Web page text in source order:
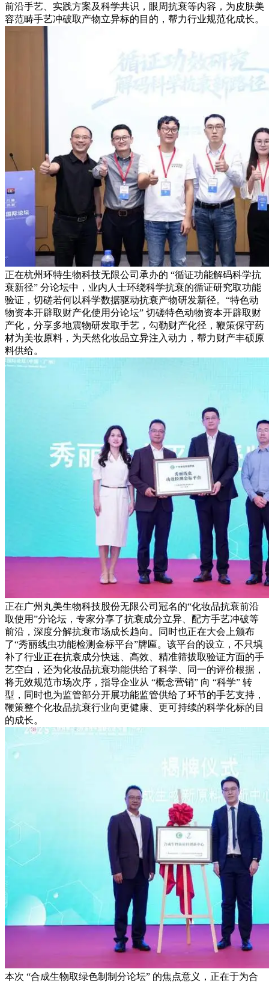
前沿手艺、实践方案及科学共识，眼周抗衰等内容，为皮肤美
容范畴手艺冲破取产物立异标的目的，帮力行业规范化成长。
正在杭州环特生物科技无限公司承办的 “循证功能解码科学抗
衰新径” 分论坛中，业内人士环绕科学抗衰的循证研究取功能
验证，切磋若何以科学数据驱动抗衰产物研发新径。“特色动
物资本开辟取财产化使用分论坛” 切磋特色动物资本开辟取财
产化，分享多地震物研发取手艺，勾勒财产化径，鞭策保守药
材为美妆原料，为天然化妆品立异注入动力，帮力财产丰硕原
料供给。
正在广州丸美生物科技股份无限公司冠名的“化妆品抗衰前沿
取使用”分论坛，专家分享了抗衰成分立异、配方手艺冲破等
前沿，深度分解抗衰市场成长趋向。同时也正在大会上颁布
了“秀丽线虫功能检测金标平台”牌匾。该平台的设立，不只填
补了行业正在抗衰成分快速、高效、精准筛拔取验证方面的手
艺空白，还为化妆品抗衰功能供给了科学、同一的评价根据，
将无效规范市场次序，指导企业从 “概念营销” 向 “科学” 转
型，同时也为监管部分开展功能监管供给了环节的手艺支持，
鞭策整个化妆品抗衰行业向更健康、更可持续的科学化标的目
的成长。
本次 “合成生物取绿色制制分论坛” 的焦点意义，正在于为合